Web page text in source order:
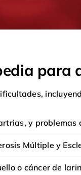
para
y problemas
Múltiple y
o cáncer de